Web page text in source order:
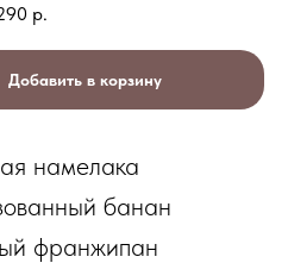
р.
Добавить в корзину
намелака
банан
франжипан